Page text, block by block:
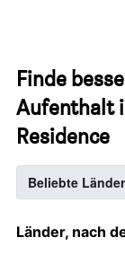
Finde
Aufenthalt
Residence
Beliebte Länder
Länder, nach